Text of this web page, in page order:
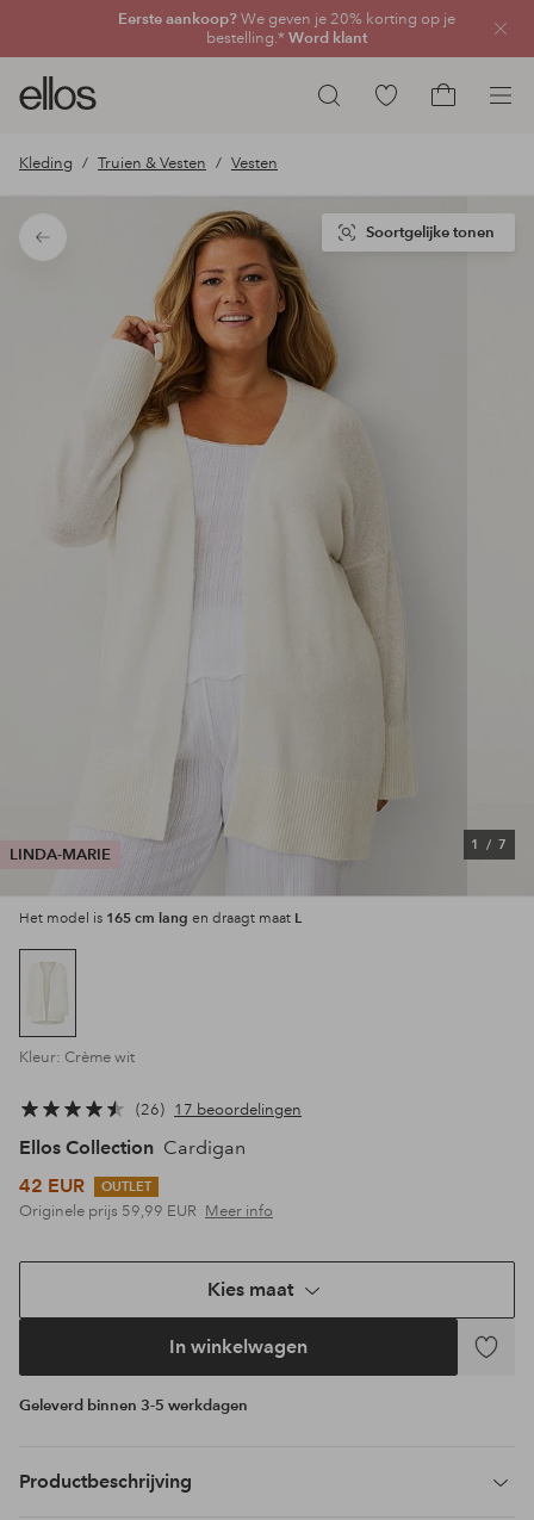
Eerste aankoop?We geven je 20% korting op je
bestelling.* Word klant
Zoeken
Ellos
logo
ga
de
voorpagina
Ga
producten
Kleding Truien & Vesten Vesten
Terug
LINDA-MARIE
1 / 7
Soortgelijke tonen
Het model is 165 cm lang en draagt maat L
Kleur: Crème wit
26 17 beoordelingen
Ellos Collection Cardigan
42 EUR
OUTLET
Originele prijs 59,99 EUR Meer info
Kies maat
In winkelwagen
Geleverd binnen 3-5 werkdagen
Productbeschrijving